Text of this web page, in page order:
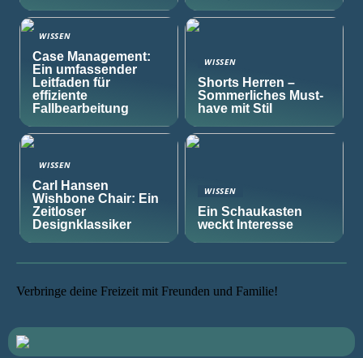
WISSEN
Case Management:
Ein umfassender
Leitfaden für
effiziente
Fallbearbeitung
WISSEN
Shorts Herren –
Sommerliches Must-
have mit Stil
WISSEN
Carl Hansen
Wishbone Chair: Ein
Zeitloser
Designklassiker
WISSEN
Ein Schaukasten
weckt Interesse
Verbringe deine Freizeit mit Freunden und Familie!